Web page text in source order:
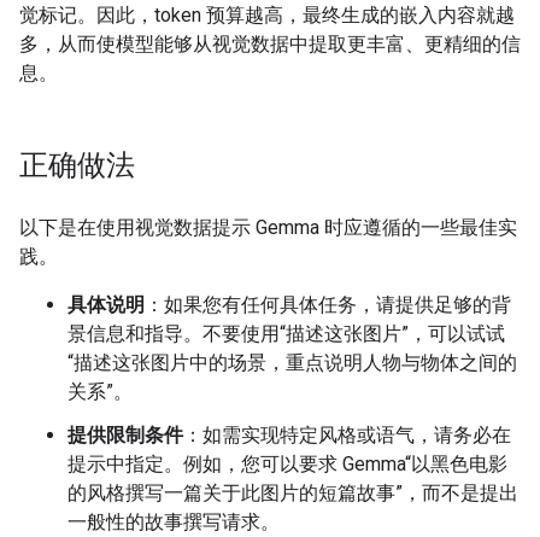
觉标记。因此，token 预算越高，最终生成的嵌入内容就越
多，从而使模型能够从视觉数据中提取更丰富、更精细的信
息。
正确做法
以下是在使用视觉数据提示 Gemma 时应遵循的一些最佳实
践。
具体说明 ：如果您有任何具体任务，请提供足够的背
景信息和指导。不要使用“描述这张图片”，可以试试
“描述这张图片中的场景，重点说明人物与物体之间的
关系”。
提供限制条件：如需实现特定风格或语气，请务必在
提示中指定。例如，您可以要求 Gemma“以黑色电影
的风格撰写一篇关于此图片的短篇故事”，而不是提出
一般性的故事撰写请求。